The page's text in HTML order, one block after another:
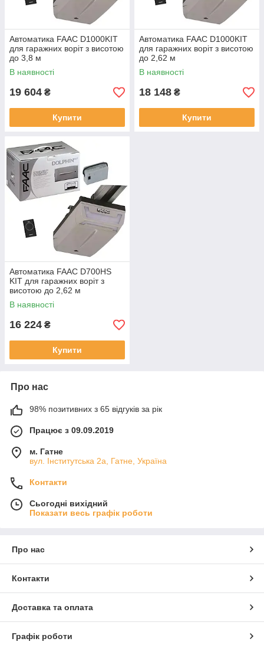
Автоматика FAAC D1000KIT
для гаражних воріт з висотою
до 3,8 м
В наявності
19 604 ₴
Купити
Автоматика FAAC D1000KIT
для гаражних воріт з висотою
до 2,62 м
В наявності
18 148 ₴
Купити
Автоматика FAAC D700HS
KIT для гаражних воріт з
висотою до 2,62 м
В наявності
16 224 ₴
Купити
Про нас
98% позитивних з 65 відгуків за рік
Працює з 09.09.2019
м. Гатне
вул. Інститутська 2а, Гатне, Україна
Контакти
Сьогодні вихідний
Показати весь графік роботи
Про нас
Контакти
Доставка та оплата
Графік роботи